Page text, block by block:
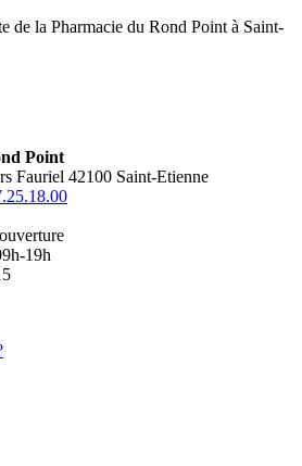
de la Pharmacie du Rond Point à Saint-
Point
Fauriel 42100 Saint-Etienne
19h